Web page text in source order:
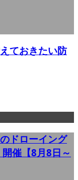
ておきたい防
ドローイング
催【8月8日～